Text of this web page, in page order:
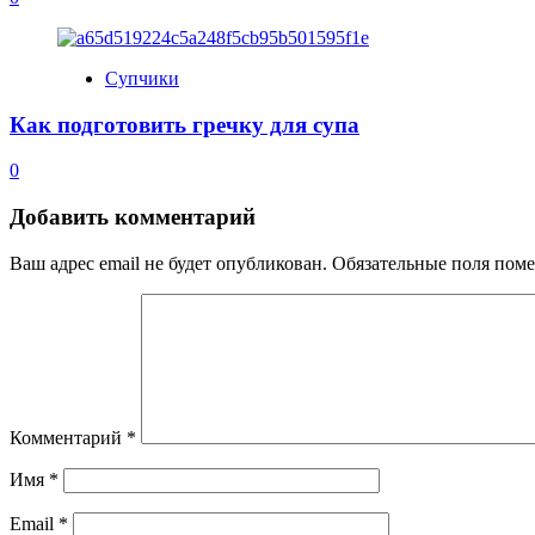
Супчики
Как подготовить гречку для супа
0
Добавить комментарий
Ваш адрес email не будет опубликован. Обязательные поля
Комментарий *
Имя *
Email *